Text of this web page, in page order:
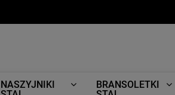
NASZYJNIKI
BRANSOLETKI